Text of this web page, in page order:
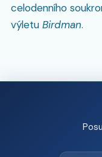
celodenního
výletu Birdman.